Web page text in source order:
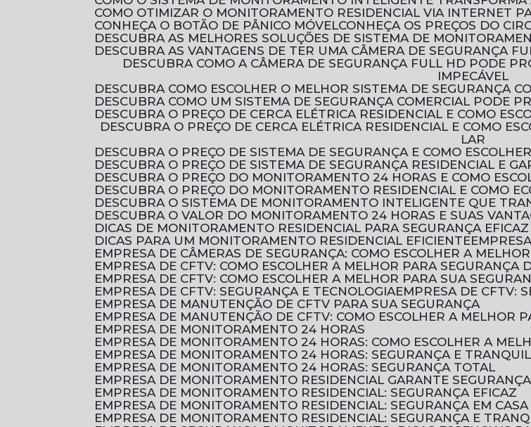
COMO OTIMIZAR O MONITORAMENTO RESIDENCIAL VIA INTERNET
CONHEÇA O BOTÃO DE PÂNICO MÓVEL CONHEÇA OS PREÇOS DO
DESCUBRA AS MELHORES SOLUÇÕES DE SISTEMA DE
DESCUBRA AS VANTAGENS DE TER UMA CÂMERA DE SEGURANÇA
DESCUBRA COMO A CÂMERA DE SEGURANÇA FULL HD PODE PROTEGER SEU LAR COM QUALIDADE DE IMAGEM
IMPECÁVEL
DESCUBRA COMO ESCOLHER O MELHOR SISTEMA DE SEGURANÇA
DESCUBRA COMO UM SISTEMA DE SEGURANÇA COMERCIAL PODE
DESCUBRA O PREÇO DE CERCA ELÉTRICA RESIDENCIAL E COMO
DESCUBRA O PREÇO DE CERCA ELÉTRICA RESIDENCIAL E COMO ESCOLHER A MELHOR OPÇÃO PARA PROTEGER O SEU
LAR
DESCUBRA O PREÇO DE SISTEMA DE SEGURANÇA E COMO
DESCUBRA O PREÇO DE SISTEMA DE SEGURANÇA RESIDENCIAL E
DESCUBRA O PREÇO DO MONITORAMENTO 24 HORAS E COMO
DESCUBRA O PREÇO DO MONITORAMENTO RESIDENCIAL E COMO
DESCUBRA O SISTEMA DE MONITORAMENTO INTELIGENTE QUE
DESCUBRA O VALOR DO MONITORAMENTO 24 HORAS E SUAS
DICAS DE MONITORAMENTO RESIDENCIAL PARA SEGURANÇA EFICAZ
DICAS PARA UM MONITORAMENTO RESIDENCIAL EFICIENTE
EMPRESA DE CÂMERAS DE SEGURANÇA: COMO ESCOLHER A
EMPRESA DE CFTV: COMO ESCOLHER A MELHOR PARA SEGURANÇA
EMPRESA DE CFTV: COMO ESCOLHER A MELHOR PARA SUA
EMPRESA DE CFTV: SEGURANÇA E TECNOLOGIA
EMPRESA DE CFTV:
EMPRESA DE MANUTENÇÃO DE CFTV PARA SUA SEGURANÇA
EMPRESA DE MANUTENÇÃO DE CFTV: COMO ESCOLHER A MELHOR
EMPRESA DE MONITORAMENTO 24 HORAS
EMPRESA DE MONITORAMENTO 24 HORAS: COMO ESCOLHER A
EMPRESA DE MONITORAMENTO 24 HORAS: SEGURANÇA E
EMPRESA DE MONITORAMENTO 24 HORAS: SEGURANÇA TOTAL
EMPRESA DE MONITORAMENTO RESIDENCIAL GARANTE
EMPRESA DE MONITORAMENTO RESIDENCIAL: SEGURANÇA EFICAZ
EMPRESA DE MONITORAMENTO RESIDENCIAL: SEGURANÇA EM CASA
EMPRESA DE MONITORAMENTO RESIDENCIAL: SEGURANÇA E